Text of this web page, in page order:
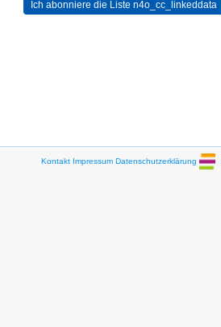
Kontakt Impressum Datenschutzerklärung